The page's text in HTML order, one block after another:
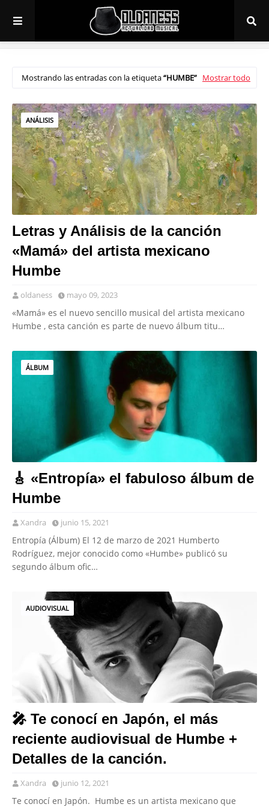
Mostrando las entradas con la etiqueta HUMBE Mostrar todo
ANÁLISIS
Letras y Análisis de la canción
«Mamá» del artista mexicano
Humbe
oldaness mayo 09, 2023
«Mamá» es el nuevo sencillo musical del artista mexicano
Humbe , esta canción es parte de nuevo álbum titu…
ÁLBUM
🎸 «Entropía» el fabuloso álbum de
Humbe
Xandra junio 15, 2021
Entropía (Álbum) El 12 de marzo de 2021 Humberto
Rodríguez, mejor conocido como «Humbe» publicó su
segundo álbum ofic…
AUDIOVISUAL
🎤 Te conocí en Japón, el más
reciente audiovisual de Humbe +
Detalles de la canción.
Xandra junio 12, 2021
Te conocí en Japón. Humbe es un artista mexicano que